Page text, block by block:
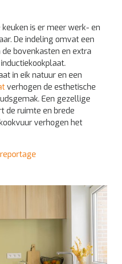
keuken is er meer werk- en
De indeling omvat een
bovenkasten en extra
in eik natuur en een
verhogen de esthetische
Een gezellige
de ruimte en brede
verhogen het